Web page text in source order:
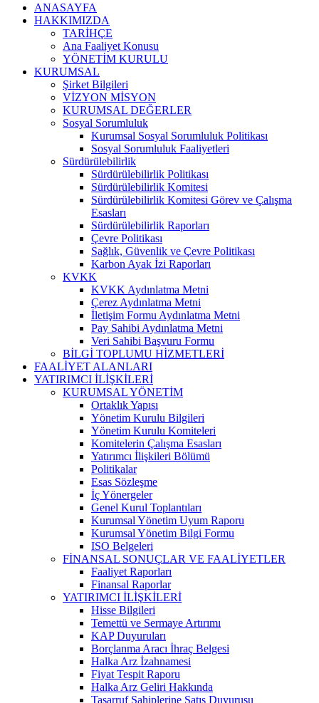
ANASAYFA
HAKKIMIZDA
TARİHÇE
Ana Faaliyet Konusu
YÖNETİM KURULU
KURUMSAL
Şirket Bilgileri
VİZYON MİSYON
KURUMSAL DEĞERLER
Sosyal Sorumluluk
Kurumsal Sosyal Sorumluluk Politikası
Sosyal Sorumluluk Faaliyetleri
Sürdürülebilirlik
Sürdürülebilirlik Politikası
Sürdürülebilirlik Komitesi
Sürdürülebilirlik Komitesi Görev ve Çalışma
Esasları
Sürdürülebilirlik Raporları
Çevre Politikası
Sağlık, Güvenlik ve Çevre Politikası
Karbon Ayak İzi Raporları
KVKK
KVKK Aydınlatma Metni
Çerez Aydınlatma Metni
İletişim Formu Aydınlatma Metni
Pay Sahibi Aydınlatma Metni
Veri Sahibi Başvuru Formu
BİLGİ TOPLUMU HİZMETLERİ
FAALİYET ALANLARI
YATIRIMCI İLİŞKİLERİ
KURUMSAL YÖNETİM
Ortaklık Yapısı
Yönetim Kurulu Bilgileri
Yönetim Kurulu Komiteleri
Komitelerin Çalışma Esasları
Yatırımcı İlişkileri Bölümü
Politikalar
Esas Sözleşme
İç Yönergeler
Genel Kurul Toplantıları
Kurumsal Yönetim Uyum Raporu
Kurumsal Yönetim Bilgi Formu
ISO Belgeleri
FİNANSAL SONUÇLAR VE FAALİYETLER
Faaliyet Raporları
Finansal Raporlar
YATIRIMCI İLİŞKİLERİ
Hisse Bilgileri
Temettü ve Sermaye Artırımı
KAP Duyuruları
Borçlanma Aracı İhraç Belgesi
Halka Arz İzahnamesi
Fiyat Tespit Raporu
Halka Arz Geliri Hakkında
Tasarruf Sahiplerine Satış Duyurusu